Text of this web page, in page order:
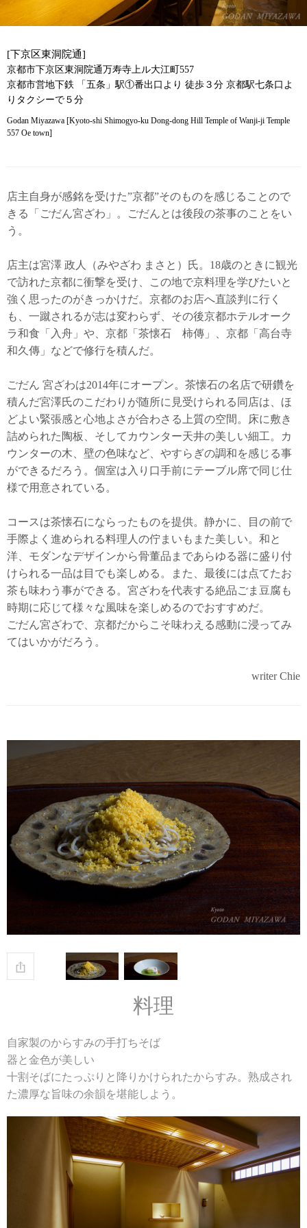
[下京区東洞院通]
京都市下京区東洞院通万寿寺上ル大江町557
京都市営地下鉄 「五条」駅①番出口より 徒歩３分 京都駅七条口よ
りタクシーで５分
Godan Miyazawa [Kyoto-shi Shimogyo-ku Dong-dong Hill Temple of Wanji-ji Temple
557 Oe town]
店主自身が感銘を受けた”京都”そのものを感じることので
きる「ごだん宮ざわ」。ごだんとは後段の茶事のことをい
う。
店主は宮澤 政人（みやざわ まさと）氏。18歳のときに観光
で訪れた京都に衝撃を受け、この地で京料理を学びたいと
強く思ったのがきっかけだ。京都のお店へ直談判に行く
も、一蹴されるが志は変わらず、その後京都ホテルオーク
ラ和食「入舟」や、京都「茶懐石 柿傳」、京都「高台寺
和久傳」などで修行を積んだ。
ごだん 宮ざわは2014年にオープン。茶懐石の名店で研鑽を
積んだ宮澤氏のこだわりが随所に見受けられる同店は、ほ
どよい緊張感と心地よさが合わさる上質の空間。床に敷き
詰められた陶板、そしてカウンター天井の美しい細工。カ
ウンターの木、壁の色味など、やすらぎの調和を感じる事
ができるだろう。個室は入り口手前にテーブル席で同じ仕
様で用意されている。
コースは茶懐石にならったものを提供。静かに、目の前で
手際よく進められる料理人の佇まいもまた美しい。和と
洋、モダンなデザインから骨董品まであらゆる器に盛り付
けられる一品は目でも楽しめる。また、最後には点てたお
茶も味わう事ができる。宮ざわを代表する絶品ごま豆腐も
時期に応じて様々な風味を楽しめるのでおすすめだ。
ごだん宮ざわで、京都だからこそ味わえる感動に浸ってみ
てはいかがだろう。
writer Chie
料理
自家製のからすみの手打ちそば
器と金色が美しい
十割そばにたっぷりと降りかけられたからすみ。熟成され
た濃厚な旨味の余韻を堪能しよう。